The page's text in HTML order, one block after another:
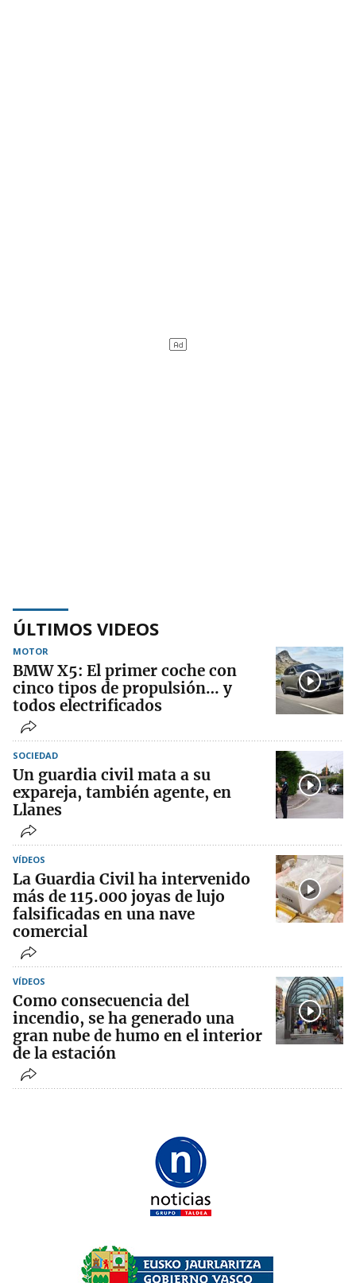
ÚLTIMOS VIDEOS
MOTOR
BMW X5: El primer coche con
cinco tipos de propulsión… y
todos electrificados
SOCIEDAD
Un guardia civil mata a su
expareja, también agente, en
Llanes
VÍDEOS
La Guardia Civil ha intervenido
más de 115.000 joyas de lujo
falsificadas en una nave
comercial
VÍDEOS
Como consecuencia del
incendio, se ha generado una
gran nube de humo en el interior
de la estación